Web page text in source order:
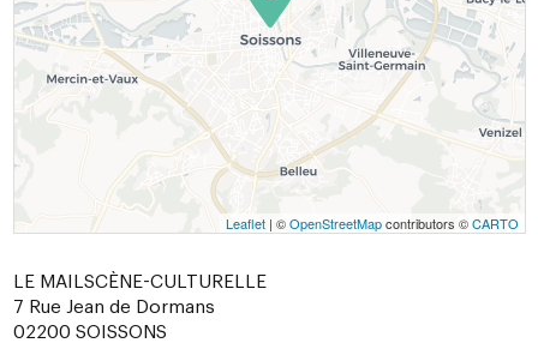
Leaflet| ©OpenStreetMapcontributors ©CARTO
LE MAILSCÈNE-CULTURELLE
7 Rue Jean de Dormans
02200 SOISSONS